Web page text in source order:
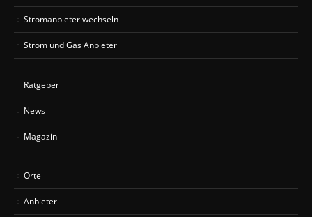
Stromanbieter wechseln
Strom und Gas Anbieter
Ratgeber
News
Magazin
Orte
Anbieter